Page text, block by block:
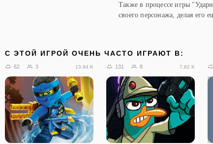
Также в процессе игры
своего персонажа, делая его
C ЭТОЙ ИГРОЙ ОЧЕНЬ ЧАСТО ИГРАЮТ В:
62 3 13.94 K 131 8 7.82 K